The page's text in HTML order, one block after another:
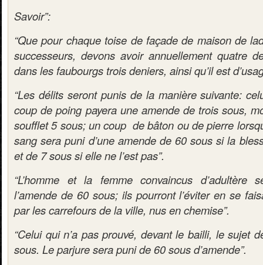
Savoir”:
“Que pour chaque toise de façade de maison de
successeurs, devons avoir annuellement quatre
dans les faubourgs trois deniers, ainsi qu’il est
“Les délits seront punis de la manière suivante:
coup de poing payera une amende de trois sous,
soufflet 5 sous; un coup de bâton ou de pierre
sang sera puni d’une amende de 60 sous si la
et de 7 sous si elle ne l’est pas”.
“L’homme et la femme convaincus d’adultère
l’amende de 60 sous; ils pourront l’éviter en se
par les carrefours de la ville, nus en chemise”.
“Celui qui n’a pas prouvé, devant le bailli, le sujet
sous. Le parjure sera puni de 60 sous d’amende”.